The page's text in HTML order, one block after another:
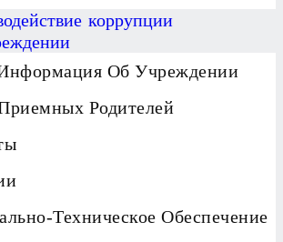
коррупции
Об Учреждении
Родителей
Техническое Обеспечение